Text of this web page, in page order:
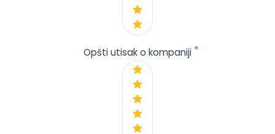
Opšti utisak o kompaniji *